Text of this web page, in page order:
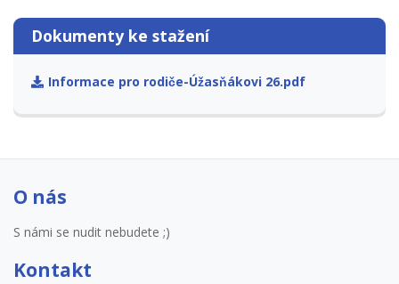
Dokumenty ke stažení
Informace pro rodiče-Úžasňákovi 26.pdf
O nás
S námi se nudit nebudete ;)
Kontakt